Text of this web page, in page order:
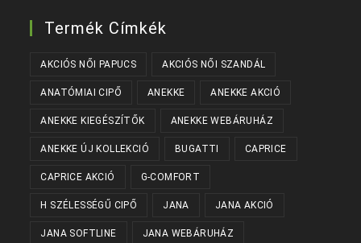
Termék Címkék
AKCIÓS NŐI PAPUCS AKCIÓS NŐI SZANDÁL
ANATÓMIAI CIPŐ ANEKKE ANEKKE AKCIÓ
ANEKKE KIEGÉSZÍTŐK ANEKKE WEBÁRUHÁZ
ANEKKE ÚJ KOLLEKCIÓ BUGATTI CAPRICE
CAPRICE AKCIÓ G-COMFORT
H SZÉLESSÉGŰ CIPŐ JANA JANA AKCIÓ
JANA SOFTLINE JANA WEBÁRUHÁZ